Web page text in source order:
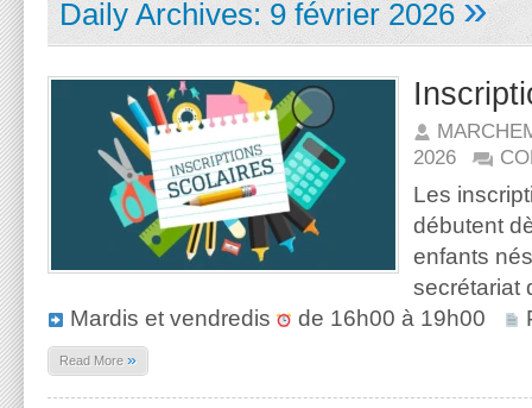
Daily Archives: 9 février 2026 »
2026
Les
débutent
enfants
Mardis et vendredis
de 16h00 à 19h00
Read More »